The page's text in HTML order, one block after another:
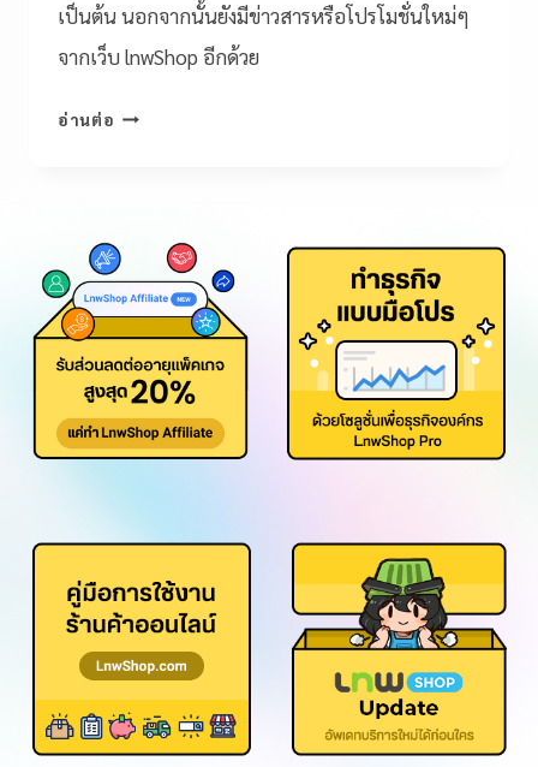
เป็นต้น นอกจากนั้นยังมีข่าวสารหรือโปรโมชั่นใหม่ๆ
จากเว็บ lnwShop อีกด้วย
อ่านต่อ